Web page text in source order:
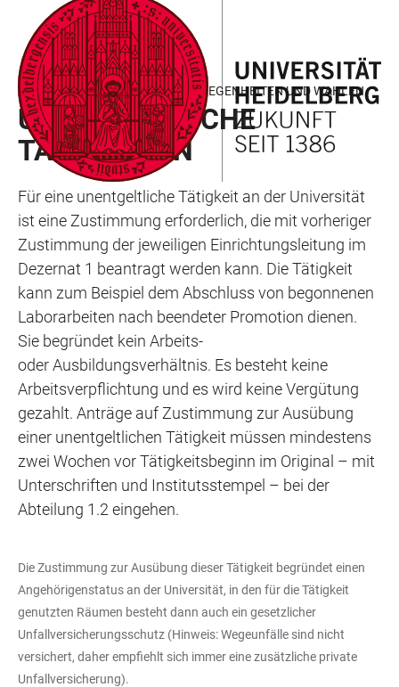
LINKS
ZUR
BARRIEREFREIHEIT
ZUM
HAUPTINHALT
HAUPTNAVIGATION
ÖFFNEN
WEBSEITENSUCHE
ÖFFNEN
ABTEILUNG 1.2 - GREMIENANGELEGENHEITEN UND WAHLEN
UNENTGELTLICHE
TÄTIGKEITEN
Für eine unentgeltliche Tätigkeit an der Universität
ist eine Zustimmung erforderlich, die mit vorheriger
Zustimmung der jeweiligen Einrichtungsleitung im
Dezernat 1 beantragt werden kann. Die Tätigkeit
kann zum Beispiel dem Abschluss von begonnenen
Laborarbeiten nach beendeter Promotion dienen.
Sie begründet kein Arbeits-
oder Ausbildungsverhältnis. Es besteht keine
Arbeitsverpflichtung und es wird keine Vergütung
gezahlt. Anträge auf Zustimmung zur Ausübung
einer unentgeltlichen Tätigkeit müssen mindestens
zwei Wochen vor Tätigkeitsbeginn im Original – mit
Unterschriften und Institutsstempel – bei der
Abteilung 1.2 eingehen.
Die Zustimmung zur Ausübung dieser Tätigkeit begründet einen
Angehörigenstatus an der Universität, in den für die Tätigkeit
genutzten Räumen besteht dann auch ein gesetzlicher
Unfallversicherungsschutz (Hinweis: Wegeunfälle sind nicht
versichert, daher empfiehlt sich immer eine zusätzliche private
Unfallversicherung).